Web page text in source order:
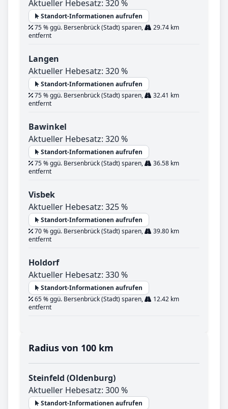
Aktueller Hebesatz: 320 %
Standort-Informationen aufrufen
75 % ggü. Bersenbrück (Stadt) sparen,
29.74 km
entfernt
Langen
Aktueller Hebesatz: 320 %
Standort-Informationen aufrufen
75 % ggü. Bersenbrück (Stadt) sparen,
32.41 km
entfernt
Bawinkel
Aktueller Hebesatz: 320 %
Standort-Informationen aufrufen
75 % ggü. Bersenbrück (Stadt) sparen,
36.58 km
entfernt
Visbek
Aktueller Hebesatz: 325 %
Standort-Informationen aufrufen
70 % ggü. Bersenbrück (Stadt) sparen,
39.80 km
entfernt
Holdorf
Aktueller Hebesatz: 330 %
Standort-Informationen aufrufen
65 % ggü. Bersenbrück (Stadt) sparen,
12.42 km
entfernt
Radius von 100 km
Steinfeld (Oldenburg)
Aktueller Hebesatz: 300 %
Standort-Informationen aufrufen